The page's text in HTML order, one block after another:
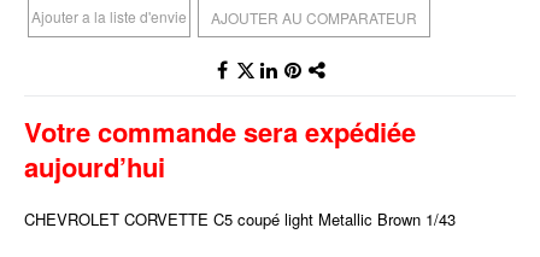
Ajouter a la liste d'envie AJOUTER AU COMPARATEUR
Votre commande sera expédiée
aujourd’hui
CHEVROLET CORVETTE C5 coupé light Metallic Brown 1/43